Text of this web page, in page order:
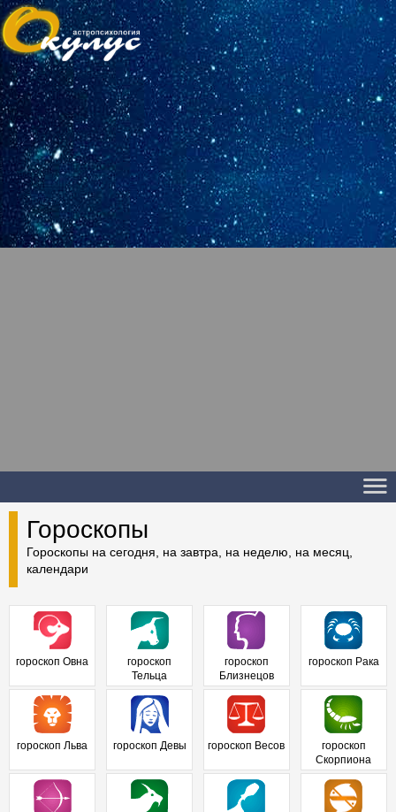
Гороскопы
Гороскопы на сегодня, на завтра, на неделю, на месяц,
календари
гороскоп Овна
гороскоп
Тельца
гороскоп
Близнецов
гороскоп Рака
гороскоп Льва гороскоп Девы гороскоп Весов
гороскоп
Скорпиона